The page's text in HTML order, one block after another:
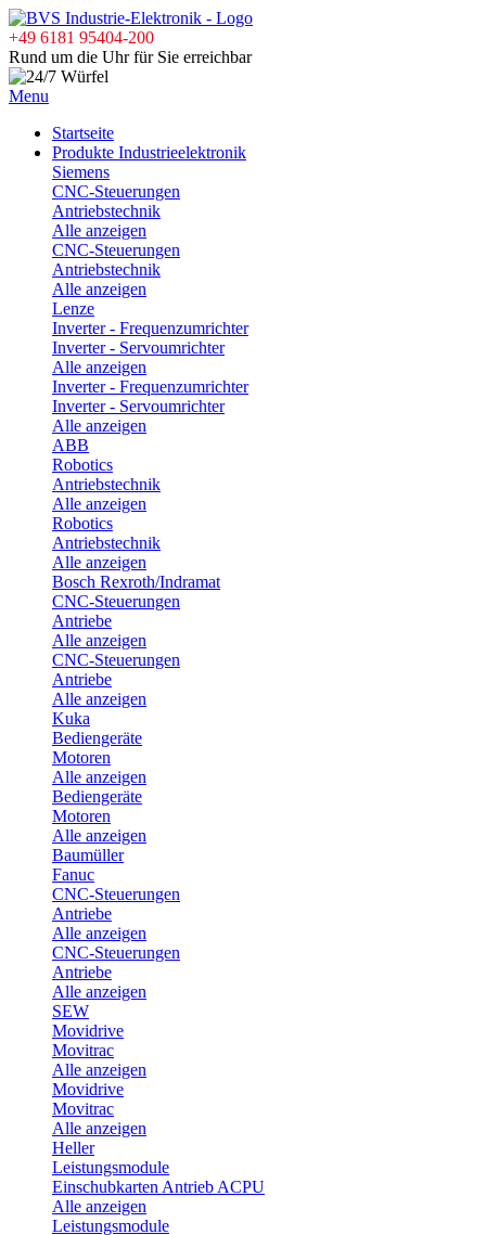
+49 6181 95404-200
Rund um die Uhr für Sie erreichbar
Menu
Startseite
Produkte Industrieelektronik
Siemens
CNC-Steuerungen
Antriebstechnik
Alle anzeigen
CNC-Steuerungen
Antriebstechnik
Alle anzeigen
Lenze
Inverter - Frequenzumrichter
Inverter - Servoumrichter
Alle anzeigen
Inverter - Frequenzumrichter
Inverter - Servoumrichter
Alle anzeigen
ABB
Robotics
Antriebstechnik
Alle anzeigen
Robotics
Antriebstechnik
Alle anzeigen
Bosch Rexroth/Indramat
CNC-Steuerungen
Antriebe
Alle anzeigen
CNC-Steuerungen
Antriebe
Alle anzeigen
Kuka
Bediengeräte
Motoren
Alle anzeigen
Bediengeräte
Motoren
Alle anzeigen
Baumüller
Fanuc
CNC-Steuerungen
Antriebe
Alle anzeigen
CNC-Steuerungen
Antriebe
Alle anzeigen
SEW
Movidrive
Movitrac
Alle anzeigen
Movidrive
Movitrac
Alle anzeigen
Heller
Leistungsmodule
Einschubkarten Antrieb ACPU
Alle anzeigen
Leistungsmodule